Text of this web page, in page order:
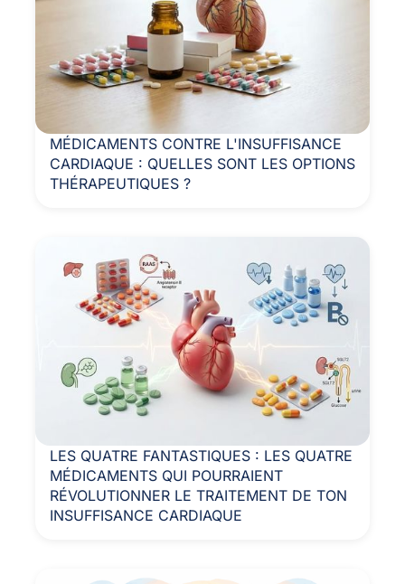
MÉDICAMENTS CONTRE L'INSUFFISANCE
CARDIAQUE : QUELLES SONT LES OPTIONS
THÉRAPEUTIQUES ?
LES QUATRE FANTASTIQUES : LES QUATRE
MÉDICAMENTS QUI POURRAIENT
RÉVOLUTIONNER LE TRAITEMENT DE TON
INSUFFISANCE CARDIAQUE